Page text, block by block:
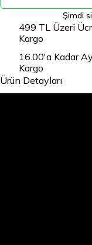
Şimdi
499 TL Üzeri
Kargo
16.00'a Kadar
Kargo
Ürün Detayları